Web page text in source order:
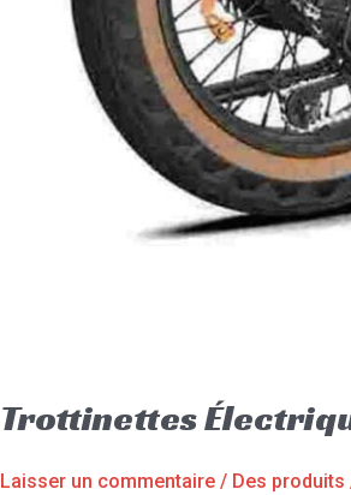
Trottinettes
Laisser un commentaire / Des produits